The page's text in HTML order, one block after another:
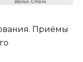
Приёмы